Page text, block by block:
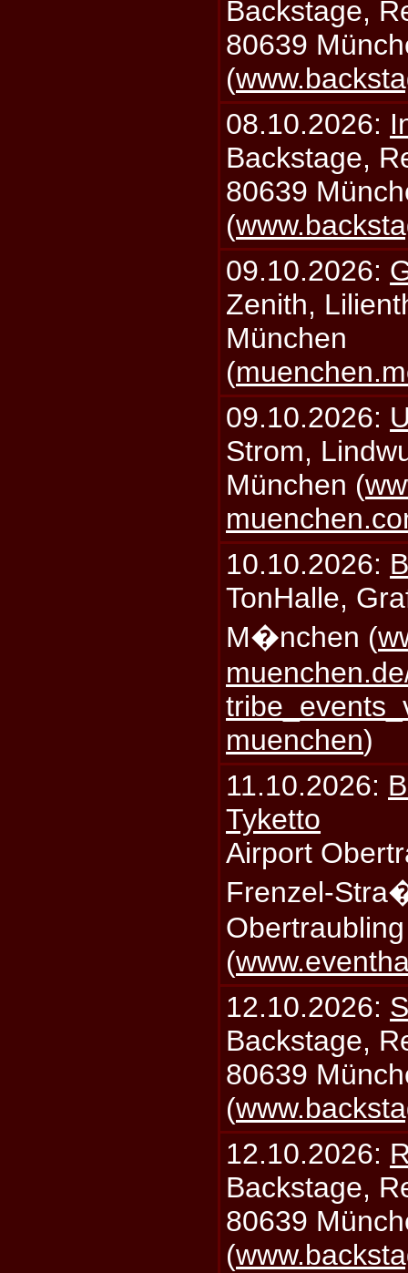
Backstage,
80639
(
08.10.2026:
Backstage,
80639
(
09.10.2026:
Zenith,
München
(
09.10.2026:
Strom,
München (
10.10.2026:
TonHalle,
M�nchen (
muenchen)
11.10.2026:
Tyketto
Airport
Frenzel-
(
12.10.2026:
Backstage,
80639
(
12.10.2026:
Backstage,
80639
(